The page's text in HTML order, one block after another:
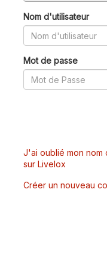
Nom d'utilisateur
Mot de passe
J'ai oublié mon nom
sur Livelox
Créer un nouveau